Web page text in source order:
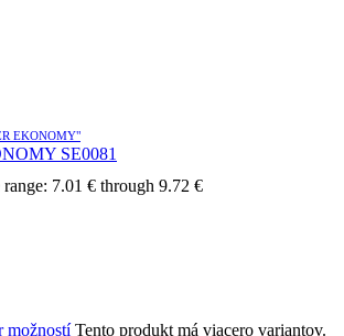
EKONOMY"
SE0081
range: 7.01 € through 9.72 €
možností Tento produkt má viacero variantov.